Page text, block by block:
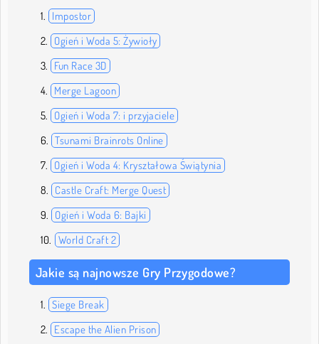
Impostor
Ogień i Woda 5: Żywioły
Fun Race 3D
Merge Lagoon
Ogień i Woda 7: i przyjaciele
Tsunami Brainrots Online
Ogień i Woda 4: Kryształowa Świątynia
Castle Craft: Merge Quest
Ogień i Woda 6: Bajki
World Craft 2
Jakie są najnowsze Gry Przygodowe?
Siege Break
Escape the Alien Prison